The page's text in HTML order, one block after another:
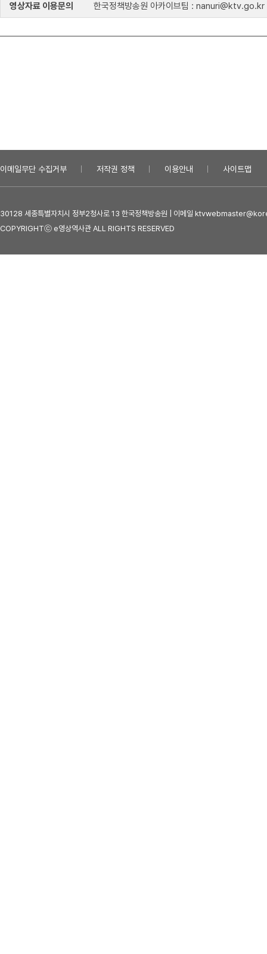
영상자료 이용문의 한국정책방송원 아카이브팀 : nanuri@ktv.go.kr
이메일무단 수집거부 저작권 정책 이용안내 사이트맵
30128 세종특별자치시 정부2청사로 13 한국정책방송원 | 이메일
COPYRIGHTⓒ e영상역사관 ALL RIGHTS RESERVED